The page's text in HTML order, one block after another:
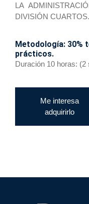
LA
DIVISIÓN CUARTOS.
Metodología: 30%
prácticos.
Duración 10 horas:
Me interesa
adquirirlo